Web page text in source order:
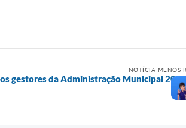
NOTÍCIA MENOS
gestores da Administração Municipal